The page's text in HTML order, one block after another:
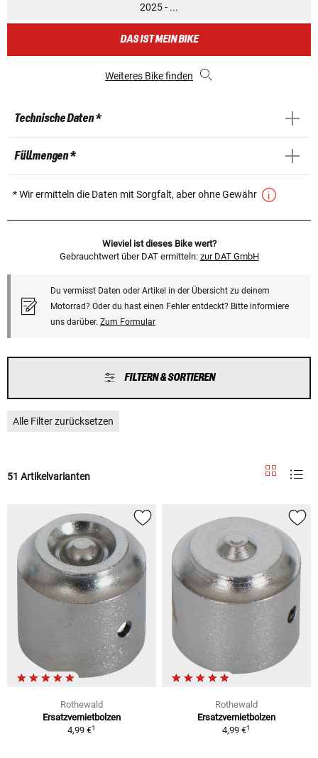
2025 - ...
DAS IST MEIN BIKE
Weiteres Bike finden
Technische Daten *
Füllmengen *
* Wir ermitteln die Daten mit Sorgfalt, aber ohne Gewähr
Wieviel ist dieses Bike wert?
Gebrauchtwert über DAT ermitteln: zur DAT GmbH
Du vermisst Daten oder Artikel in der Übersicht zu deinem
Motorrad? Oder du hast einen Fehler entdeckt? Bitte informiere
uns darüber. Zum Formular
FILTERN & SORTIEREN
Alle Filter zurücksetzen
51 Artikelvarianten
Rothewald
Ersatzvernietbolzen
4,99 €1
Rothewald
Ersatzvernietbolzen
4,99 €1